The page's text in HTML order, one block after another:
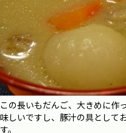
この長いもだんご、大きめに作
味しいですし、豚汁の具として
す。